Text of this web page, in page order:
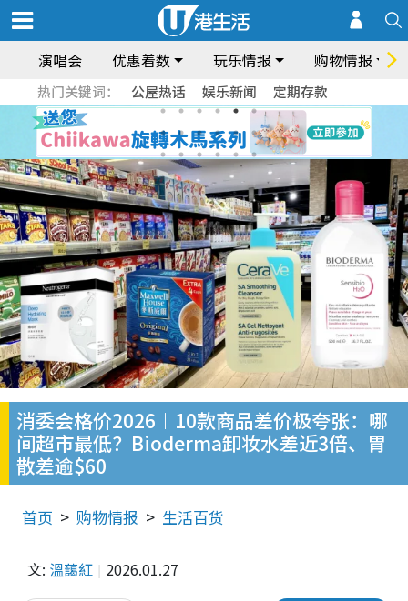
演唱会 优惠着数 玩乐情报 购物情报
热门关键词： 公屋热话 娱乐新闻 定期存款
消委会格价2026︱10款商品差价极夸张：哪
间超市最低？Bioderma卸妆水差近3倍、胃
散差逾$60
首页 购物情报 生活百货
文: 溫藹紅 2026.01.27